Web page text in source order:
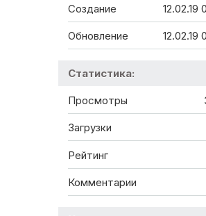
Создание 12.02.19
Обновление 12.02.19
Статистика:
Просмотры
Загрузки
Рейтинг
Комментарии